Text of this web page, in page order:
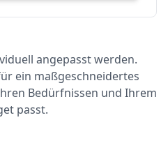
angepasst werden.
ein maßgeschneidertes
Bedürfnissen und Ihrem
passt.